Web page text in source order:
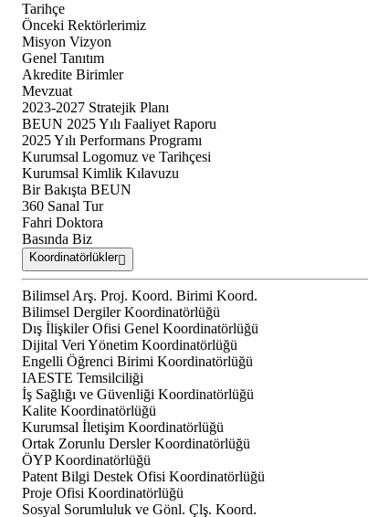
Tarihçe
Önceki Rektörlerimiz
Misyon Vizyon
Genel Tanıtım
Akredite Birimler
Mevzuat
2023-2027 Stratejik Planı
BEUN 2025 Yılı Faaliyet Raporu
2025 Yılı Performans Programı
Kurumsal Logomuz ve Tarihçesi
Kurumsal Kimlik Kılavuzu
Bir Bakışta BEUN
360 Sanal Tur
Fahri Doktora
Basında Biz
Koordinatörlükler
Bilimsel Arş. Proj. Koord. Birimi Koord.
Bilimsel Dergiler Koordinatörlüğü
Dış İlişkiler Ofisi Genel Koordinatörlüğü
Dijital Veri Yönetim Koordinatörlüğü
Engelli Öğrenci Birimi Koordinatörlüğü
IAESTE Temsilciliği
İş Sağlığı ve Güvenliği Koordinatörlüğü
Kalite Koordinatörlüğü
Kurumsal İletişim Koordinatörlüğü
Ortak Zorunlu Dersler Koordinatörlüğü
ÖYP Koordinatörlüğü
Patent Bilgi Destek Ofisi Koordinatörlüğü
Proje Ofisi Koordinatörlüğü
Sosyal Sorumluluk ve Gönl. Çlş. Koord.